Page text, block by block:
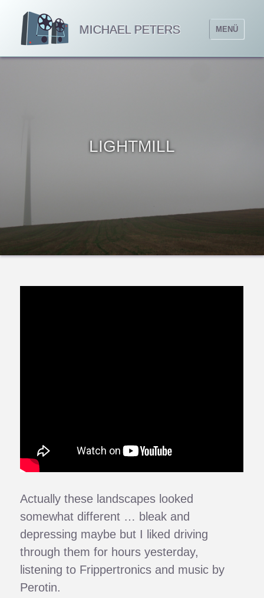
MICHAEL PETERS MENÜ
LIGHTMILL
Actually these landscapes looked
somewhat different … bleak and
depressing maybe but I liked driving
through them for hours yesterday,
listening to Frippertronics and music by
Perotin.